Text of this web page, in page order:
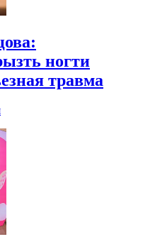
ногти
травма